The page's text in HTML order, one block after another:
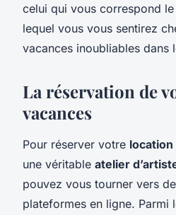
celui qui vous correspond
lequel vous vous sentirez
vacances inoubliables dans
La réservation de
vacances
Pour réserver votre
une véritable atelier
pouvez vous tourner vers
plateformes en ligne. Parmi